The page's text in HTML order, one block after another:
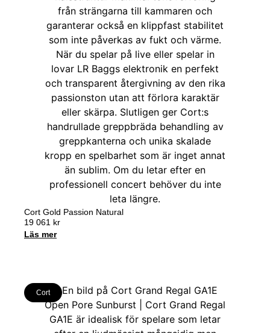
Cort Gold Passion Natural
19 061 kr
Läs mer
Cort